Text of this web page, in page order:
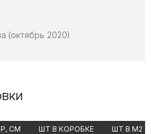
(октябрь 2020)
СМ ШТ В КОРОБКЕ ШТ В М2